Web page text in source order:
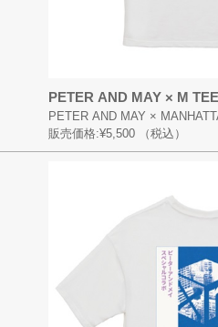
PETER AND MAY × M
PETER AND MAY ×
販売価格:¥5,500 （税込）